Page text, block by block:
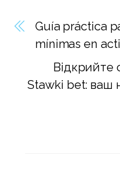
Guía práctica
mínimas en
Відкрийте
Stawki bet: ваш